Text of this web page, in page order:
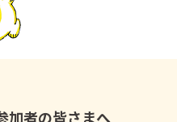
加者の皆さまへ